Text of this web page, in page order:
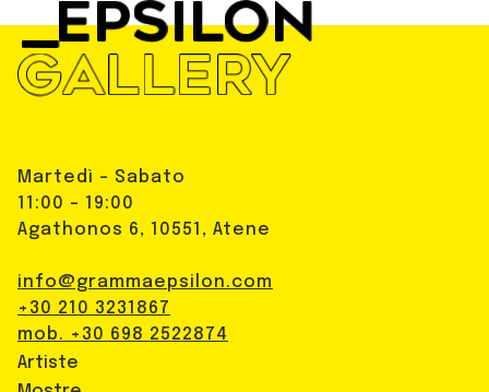
Martedì - Sabato
11:00 - 19:00
Agathonos 6, 10551, Atene
info@grammaepsilon.com
+30 210 3231867
mob. +30 698 2522874
Artiste